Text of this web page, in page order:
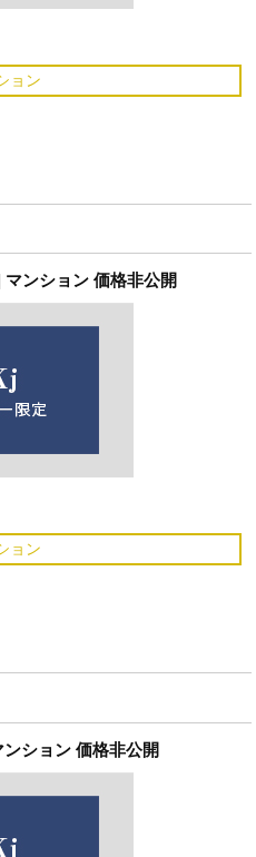
ョン
ンション 価格非公開
ョン
ション 価格非公開